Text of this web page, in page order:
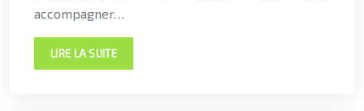
accompagner…
LIRE LA SUITE